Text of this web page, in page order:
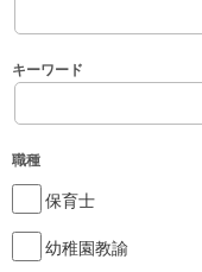
キーワード
職種
保育士
幼稚園教諭